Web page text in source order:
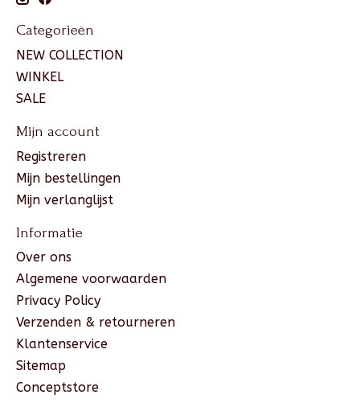
Categorieën
NEW COLLECTION
WINKEL
SALE
Mijn account
Registreren
Mijn bestellingen
Mijn verlanglijst
Informatie
Over ons
Algemene voorwaarden
Privacy Policy
Verzenden & retourneren
Klantenservice
Sitemap
Conceptstore